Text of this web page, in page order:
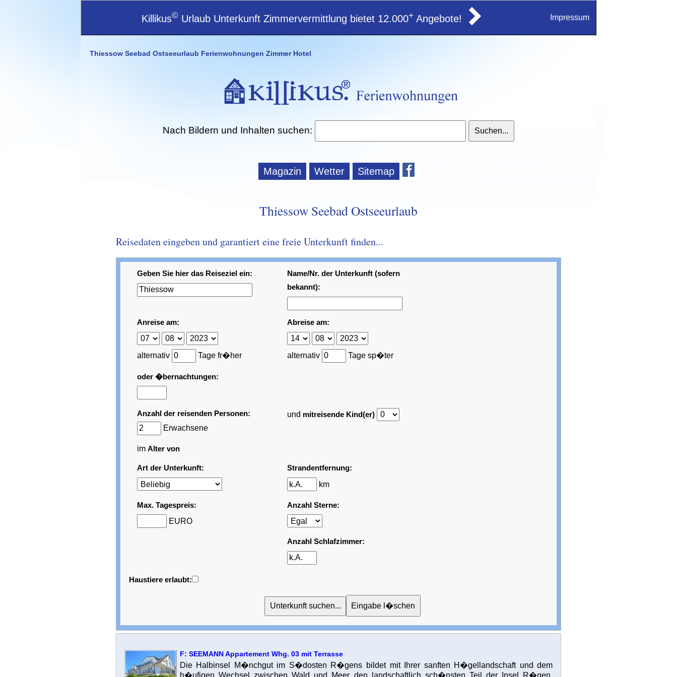
Killikus© Urlaub Unterkunft Zimmervermittlung bietet 12.000+ Angebote! Impressum
Thiessow Seebad Ostseeurlaub Ferienwohnungen Zimmer Hotel
Nach Bildern und Inhalten suchen:
Magazin Wetter Sitemap
Thiessow Seebad Ostseeurlaub
Reisedaten eingeben und garantiert eine freie Unterkunft finden...
Geben Sie hier das Reiseziel ein:
Name/Nr. der Unterkunft (sofern
bekannt):
Anreise am:
alternativ Tage fr�her
Abreise am:
alternativ Tage sp�ter
oder �bernachtungen:
Anzahl der reisenden Personen:
Erwachsene
und mitreisende Kind(er)
im Alter von
Art der Unterkunft:
Strandentfernung:
km
Max. Tagespreis:
EURO
Anzahl Sterne:
Anzahl Schlafzimmer:
Haustiere erlaubt:
F: SEEMANN Appartement Whg. 03 mit Terrasse
Die Halbinsel M�nchgut im S�dosten R�gens bildet mit Ihrer sanften H�gellandschaft und dem
h�ufigen Wechsel zwischen Wald und Meer den landschaftlich sch�nsten Teil der Insel R�gen.